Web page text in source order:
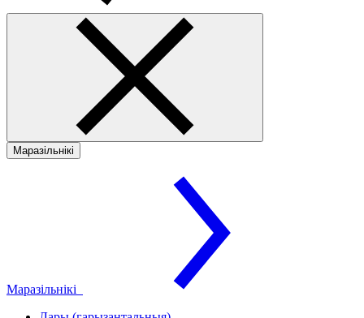
Маразільнікі
Маразільнікі